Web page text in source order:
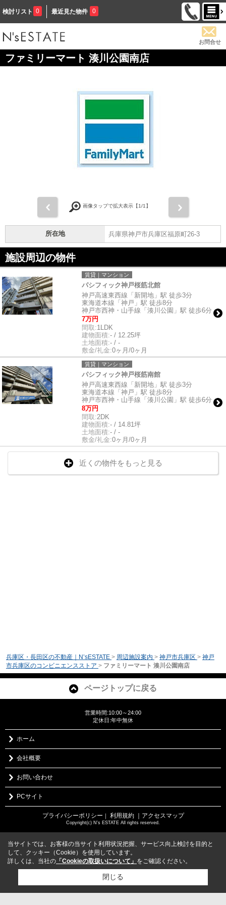
検討リスト 0 最近見た物件 0
お問合せ
ファミリーマート 湊川公園南店
画像タップで拡大表示【1/1】
所在地 兵庫県神戸市兵庫区福原町26-3
施設周辺の物件
賃貸｜マンション
パシフィック神戸桜筋北館
神戸高速東西線「新開地」駅 徒歩3分
東海道本線「神戸」駅 徒歩8分
神戸市西神・山手線「湊川公園」駅 徒歩6分
7万円
間取:1LDK
建物面積:- / 12.25坪
土地面積:- / -
敷金/礼金:0ヶ月/0ヶ月
賃貸｜マンション
パシフィック神戸桜筋南館
神戸高速東西線「新開地」駅 徒歩3分
東海道本線「神戸」駅 徒歩8分
神戸市西神・山手線「湊川公園」駅 徒歩6分
8万円
間取:2DK
建物面積:- / 14.81坪
土地面積:- / -
敷金/礼金:0ヶ月/0ヶ月
近くの物件をもっと見る
兵庫区・長田区の不動産｜N’sESTATE > 周辺施設案内 > 神戸市兵庫区 > 神戸
市兵庫区のコンビニエンスストア > ファミリーマート 湊川公園南店
ページトップに戻る
営業時間:10:00～24:00
定休日:年中無休
ホーム
会社概要
お問い合わせ
PCサイト
プライバシーポリシー ｜ 利用規約 ｜アクセスマップ
Copyright(c) N's ESTATE All rights reserved.
当サイトでは、お客様の当サイト利用状況把握、サービス向上検討を目的と
して、クッキー（Cookie）を使用しています。
詳しくは、当社の 「Cookieの取扱いについて」 をご確認ください。
閉じる